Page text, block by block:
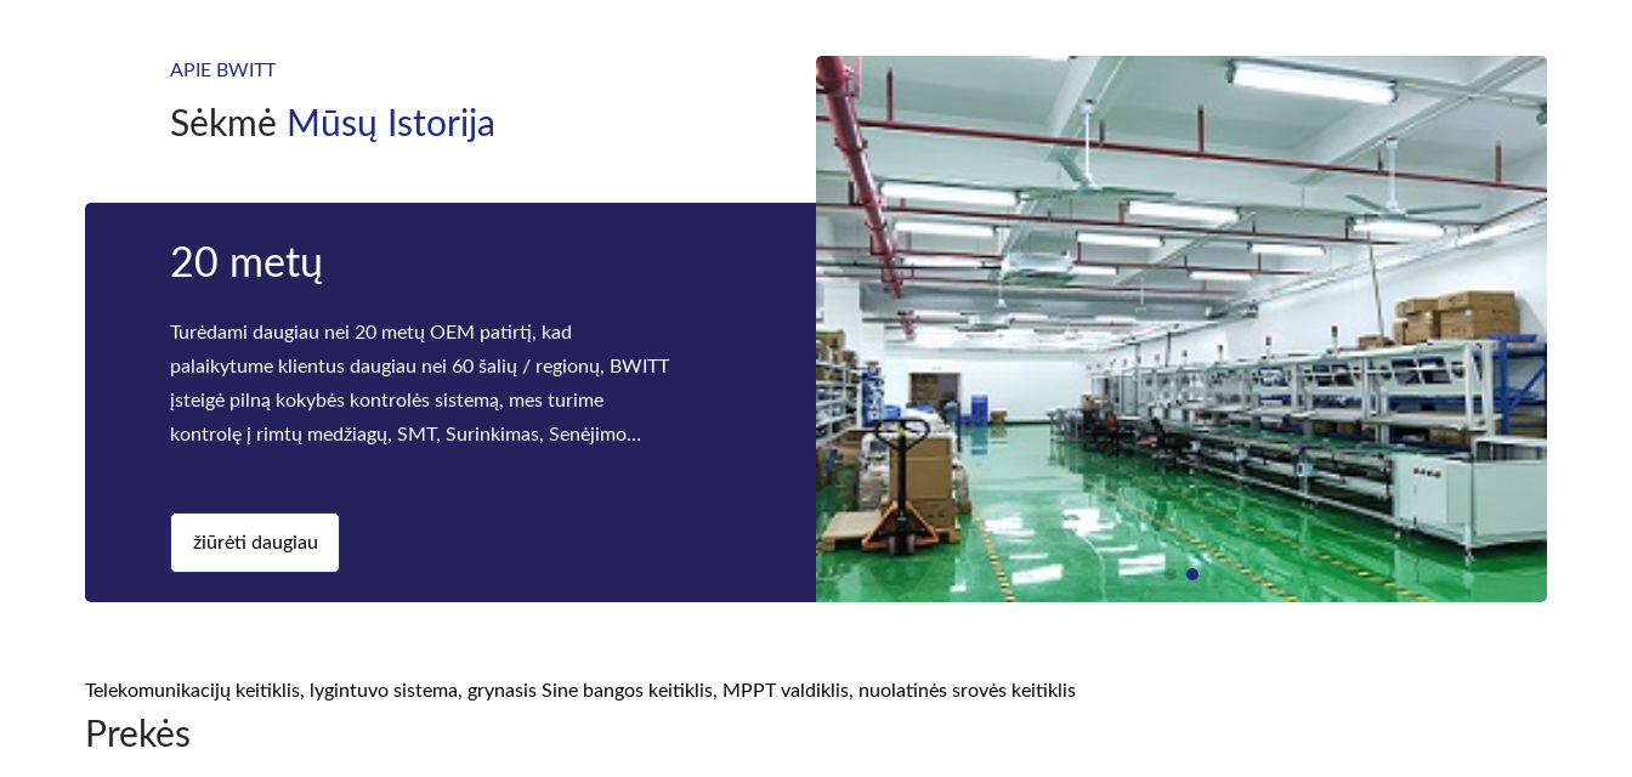
APIE BWITT
Sėkmė Mūsų Istorija
20 metų
Turėdami daugiau nei 20 metų OEM patirtį, kad
palaikytume klientus daugiau nei 60 šalių / regionų, BWITT
įsteigė pilną kokybės kontrolės sistemą, mes turime
kontrolę į rimtų medžiagų, SMT, Surinkimas, Senėjimo
žiūrėti daugiau
Telekomunikacijų keitiklis, lygintuvo sistema, grynasis Sine bangos keitiklis, MPPT valdiklis, nuolatinės srovės keitiklis
Prekės